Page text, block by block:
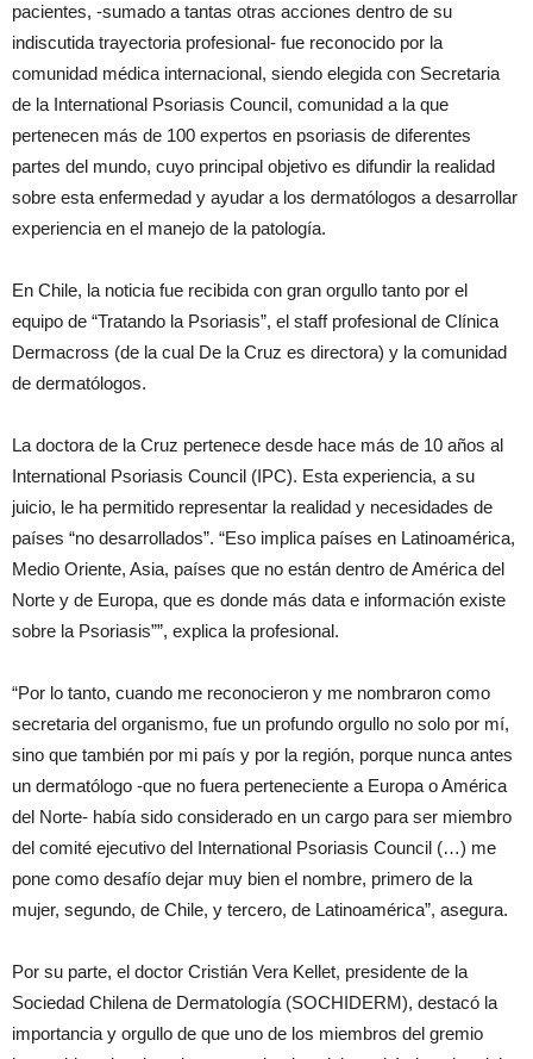
pacientes, -sumado a tantas otras acciones dentro de su
indiscutida trayectoria profesional- fue reconocido por la
comunidad médica internacional, siendo elegida con Secretaria
de la International Psoriasis Council, comunidad a la que
pertenecen más de 100 expertos en psoriasis de diferentes
partes del mundo, cuyo principal objetivo es difundir la realidad
sobre esta enfermedad y ayudar a los dermatólogos a desarrollar
experiencia en el manejo de la patología.
En Chile, la noticia fue recibida con gran orgullo tanto por el
equipo de “Tratando la Psoriasis”, el staff profesional de Clínica
Dermacross (de la cual De la Cruz es directora) y la comunidad
de dermatólogos.
La doctora de la Cruz pertenece desde hace más de 10 años al
International Psoriasis Council (IPC). Esta experiencia, a su
juicio, le ha permitido representar la realidad y necesidades de
países “no desarrollados”. “Eso implica países en Latinoamérica,
Medio Oriente, Asia, países que no están dentro de América del
Norte y de Europa, que es donde más data e información existe
sobre la Psoriasis””, explica la profesional.
“Por lo tanto, cuando me reconocieron y me nombraron como
secretaria del organismo, fue un profundo orgullo no solo por mí,
sino que también por mi país y por la región, porque nunca antes
un dermatólogo -que no fuera perteneciente a Europa o América
del Norte- había sido considerado en un cargo para ser miembro
del comité ejecutivo del International Psoriasis Council (…) me
pone como desafío dejar muy bien el nombre, primero de la
mujer, segundo, de Chile, y tercero, de Latinoamérica”, asegura.
Por su parte, el doctor Cristián Vera Kellet, presidente de la
Sociedad Chilena de Dermatología (SOCHIDERM), destacó la
importancia y orgullo de que uno de los miembros del gremio